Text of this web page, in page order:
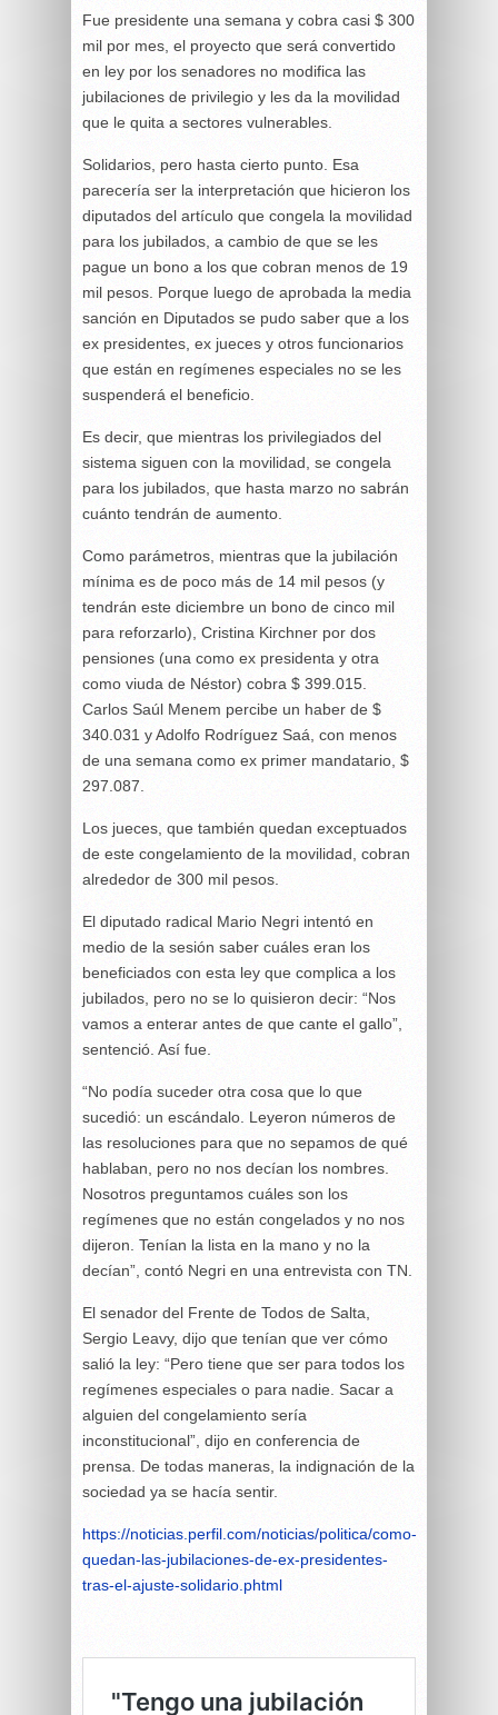
Fue presidente una semana y cobra casi $ 300
mil por mes, el proyecto que será convertido
en ley por los senadores no modifica las
jubilaciones de privilegio y les da la movilidad
que le quita a sectores vulnerables.
Solidarios, pero hasta cierto punto. Esa
parecería ser la interpretación que hicieron los
diputados del artículo que congela la movilidad
para los jubilados, a cambio de que se les
pague un bono a los que cobran menos de 19
mil pesos. Porque luego de aprobada la media
sanción en Diputados se pudo saber que a los
ex presidentes, ex jueces y otros funcionarios
que están en regímenes especiales no se les
suspenderá el beneficio.
Es decir, que mientras los privilegiados del
sistema siguen con la movilidad, se congela
para los jubilados, que hasta marzo no sabrán
cuánto tendrán de aumento.
Como parámetros, mientras que la jubilación
mínima es de poco más de 14 mil pesos (y
tendrán este diciembre un bono de cinco mil
para reforzarlo), Cristina Kirchner por dos
pensiones (una como ex presidenta y otra
como viuda de Néstor) cobra $ 399.015.
Carlos Saúl Menem percibe un haber de $
340.031 y Adolfo Rodríguez Saá, con menos
de una semana como ex primer mandatario, $
297.087.
Los jueces, que también quedan exceptuados
de este congelamiento de la movilidad, cobran
alrededor de 300 mil pesos.
El diputado radical Mario Negri intentó en
medio de la sesión saber cuáles eran los
beneficiados con esta ley que complica a los
jubilados, pero no se lo quisieron decir: “Nos
vamos a enterar antes de que cante el gallo”,
sentenció. Así fue.
“No podía suceder otra cosa que lo que
sucedió: un escándalo. Leyeron números de
las resoluciones para que no sepamos de qué
hablaban, pero no nos decían los nombres.
Nosotros preguntamos cuáles son los
regímenes que no están congelados y no nos
dijeron. Tenían la lista en la mano y no la
decían”, contó Negri en una entrevista con TN.
El senador del Frente de Todos de Salta,
Sergio Leavy, dijo que tenían que ver cómo
salió la ley: “Pero tiene que ser para todos los
regímenes especiales o para nadie. Sacar a
alguien del congelamiento sería
inconstitucional”, dijo en conferencia de
prensa. De todas maneras, la indignación de la
sociedad ya se hacía sentir.
https://noticias.perfil.com/noticias/politica/como-
quedan-las-jubilaciones-de-ex-presidentes-
tras-el-ajuste-solidario.phtml